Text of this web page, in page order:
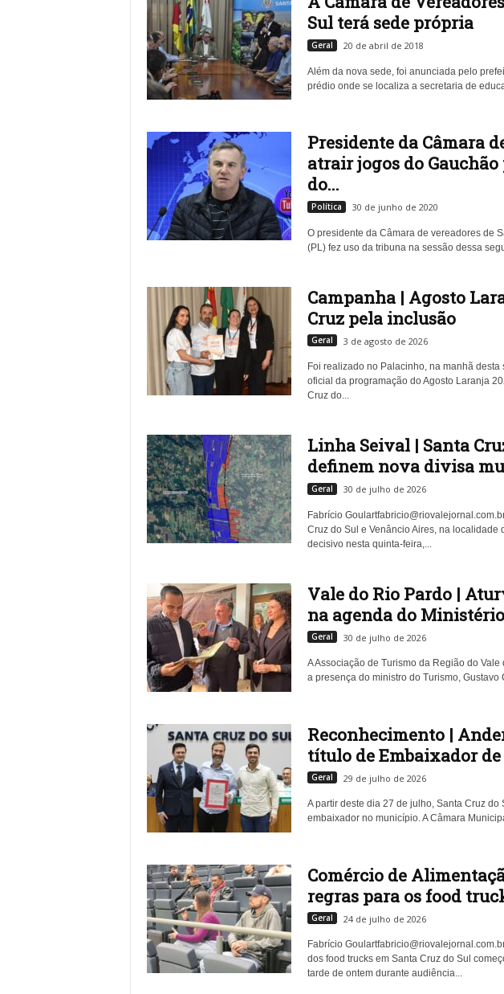
Sul terá sede própria
Geral 20 de abril de 2018
Além da nova sede, foi anunciada pelo
prédio onde se localiza a secretaria de
Presidente da Câmara
atrair jogos do Gauchão
do...
Política 30 de junho de 2020
O presidente da Câmara de vereadores de
(PL) fez uso da tribuna na sessão dessa
Campanha | Agosto
Cruz pela inclusão
Geral 3 de agosto de 2026
Foi realizado no Palacinho, na manhã
oficial da programação do Agosto Laranja
Cruz do...
Linha Seival | Santa
definem nova divisa
Geral 30 de julho de 2026
Fabrício
Cruz do Sul e Venâncio Aires, na localidade
decisivo nesta quinta-feira,...
Vale do Rio Pardo |
na agenda do
Geral 30 de julho de 2026
A Associação de Turismo da Região do
a presença do ministro do Turismo, Gustavo
Reconhecimento |
título de Embaixador de
Geral 29 de julho de 2026
A partir deste dia 27 de julho, Santa Cruz
embaixador no município. A Câmara
Comércio de
regras para os food
Geral 24 de julho de 2026
Fabrício
dos food trucks em Santa Cruz do Sul
tarde de ontem durante audiência...